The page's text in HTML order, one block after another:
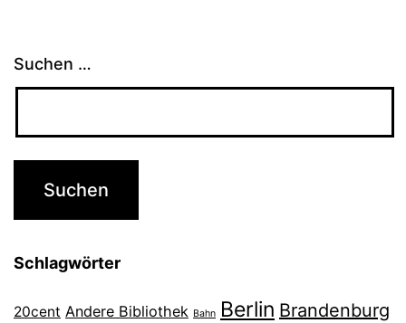
Suchen …
Schlagwörter
20cent Andere Bibliothek Bahn Berlin Brandenburg